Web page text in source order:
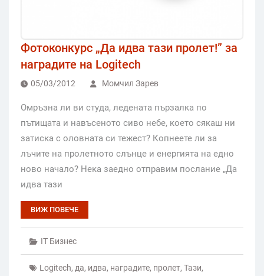
Фотоконкурс „Да идва тази пролет!” за
наградите на Logitech
05/03/2012 Момчил Зарев
Омръзна ли ви студа, ледената пързалка по
пътищата и навъсеното сиво небе, което сякаш ни
затиска с оловната си тежест? Копнеете ли за
лъчите на пролетното слънце и енергията на едно
ново начало? Нека заедно отправим послание „Да
идва тази
ВИЖ ПОВЕЧЕ
IT Бизнес
Logitech, да, идва, наградите, пролет, Тази,